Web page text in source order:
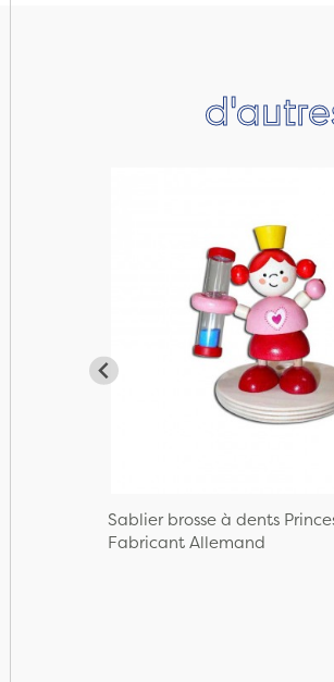
Sablier brosse à dents
Fabricant Allemand